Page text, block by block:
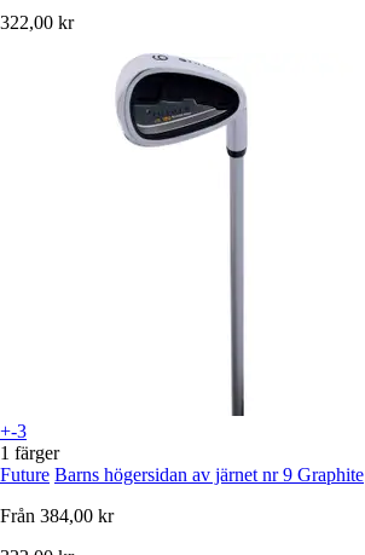
322,00 kr
+-3
1 färger
Future Barns högersidan av järnet nr 9 Graphite
Från 384,00 kr